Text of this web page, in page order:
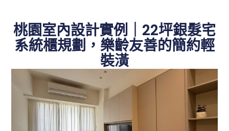
桃園室內設計實例｜22坪銀髮宅
系統櫃規劃，樂齡友善的簡約輕
裝潢